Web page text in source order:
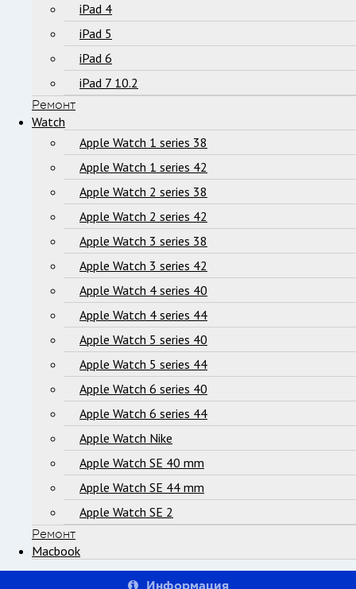
iPad 4
iPad 5
iPad 6
iPad 7 10.2
Ремонт
Watch
Apple Watch 1 series 38
Apple Watch 1 series 42
Apple Watch 2 series 38
Apple Watch 2 series 42
Apple Watch 3 series 38
Apple Watch 3 series 42
Apple Watch 4 series 40
Apple Watch 4 series 44
Apple Watch 5 series 40
Apple Watch 5 series 44
Apple Watch 6 series 40
Apple Watch 6 series 44
Apple Watch Nike
Apple Watch SE 40 mm
Apple Watch SE 44 mm
Apple Watch SE 2
Ремонт
Macbook
Информация